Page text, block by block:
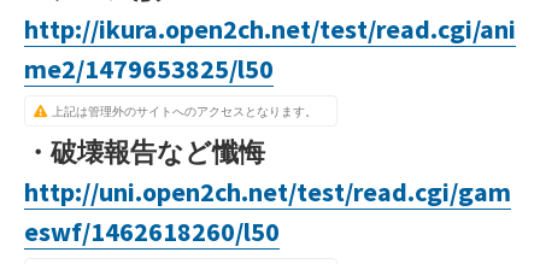
http://ikura.open2ch.net/test/read.cgi/ani
me2/1479653825/l50
上記は管理外のサイトへのアクセスとなります。
・破壊報告など懺悔
http://uni.open2ch.net/test/read.cgi/gam
eswf/1462618260/l50